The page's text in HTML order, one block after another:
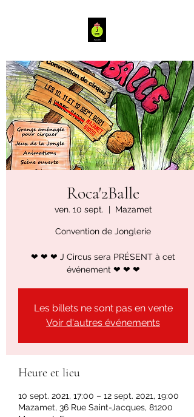
Roca'2Balle
ven. 10 sept.
  |
Mazamet
Convention de Jonglerie
❤ ❤ ❤ J Circus sera PRÉSENT à cet
événement ❤ ❤ ❤
Les billets ne sont pas en vente
Voir d'autres événements
Heure et lieu
10 sept. 2021, 17:00 – 12 sept. 2021, 19:00
Mazamet, 36 Rue Saint-Jacques, 81200